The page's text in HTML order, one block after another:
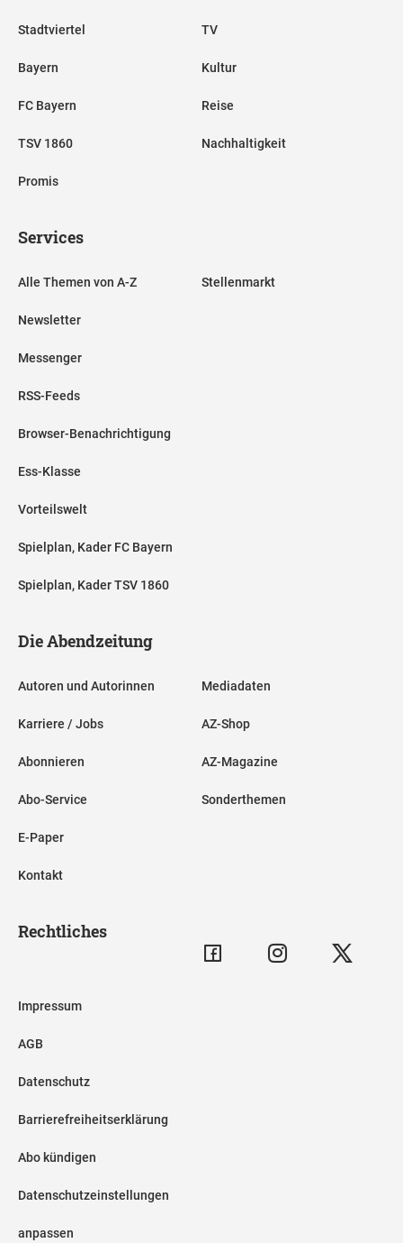
Stadtviertel
Bayern
FC Bayern
TSV 1860
Promis
TV
Kultur
Reise
Nachhaltigkeit
Services
Alle Themen von A-Z
Newsletter
Messenger
RSS-Feeds
Browser-Benachrichtigung
Ess-Klasse
Vorteilswelt
Spielplan, Kader FC Bayern
Spielplan, Kader TSV 1860
Stellenmarkt
Die Abendzeitung
Autoren und Autorinnen
Karriere / Jobs
Abonnieren
Abo-Service
E-Paper
Kontakt
Mediadaten
AZ-Shop
AZ-Magazine
Sonderthemen
Rechtliches
Impressum
AGB
Datenschutz
Barrierefreiheitserklärung
Abo kündigen
Datenschutzeinstellungen
anpassen